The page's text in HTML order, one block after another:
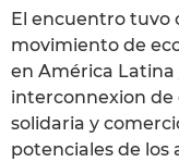
El encuentro tuvo
movimiento de
en América Latina
interconnexion de
solidaria y
potenciales de los